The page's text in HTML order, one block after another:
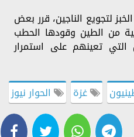
لتجويع الناجين، قرر بعض
من الطين وقودها الحطب
تعينهم على استمرار
غزة الحوار نيوز